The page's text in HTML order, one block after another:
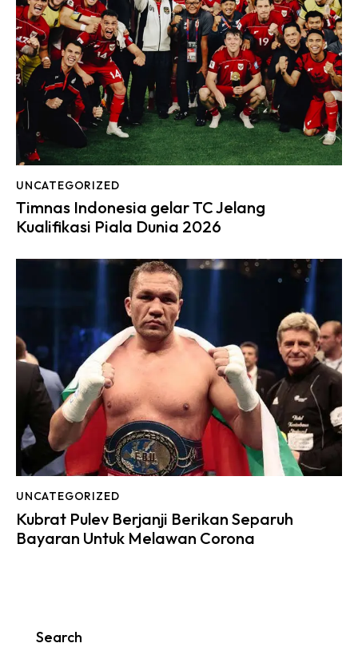
UNCATEGORIZED
Timnas Indonesia gelar TC Jelang
Kualifikasi Piala Dunia 2026
UNCATEGORIZED
Kubrat Pulev Berjanji Berikan Separuh
Bayaran Untuk Melawan Corona
Search